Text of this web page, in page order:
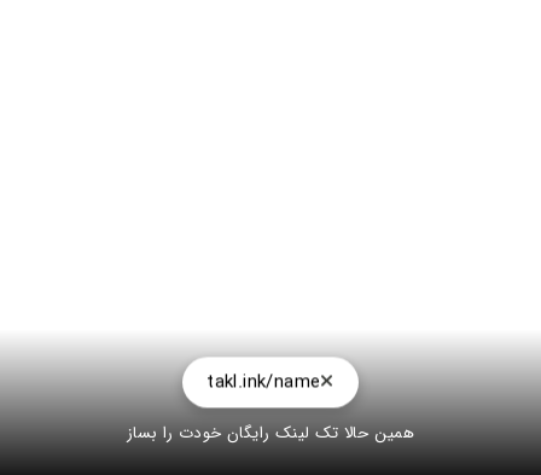
takl.ink/name
همین حالا تک لینک رایگان خودت را بساز